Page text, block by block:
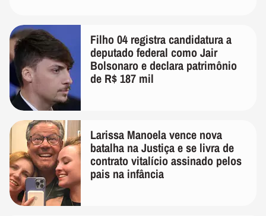
Filho 04 registra candidatura a
deputado federal como Jair
Bolsonaro e declara patrimônio
de R$ 187 mil
Larissa Manoela vence nova
batalha na Justiça e se livra de
contrato vitalício assinado pelos
pais na infância